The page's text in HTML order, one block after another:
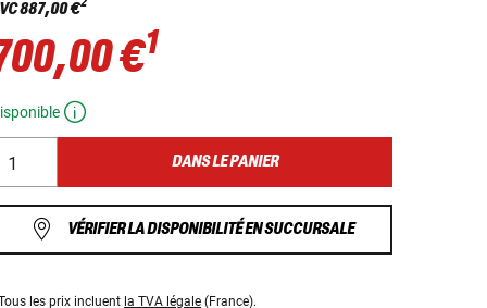
887,00 €2
€1
DANS LE PANIER
VÉRIFIER LA DISPONIBILITÉ EN SUCCURSALE
les prix incluent la TVA légale (France).